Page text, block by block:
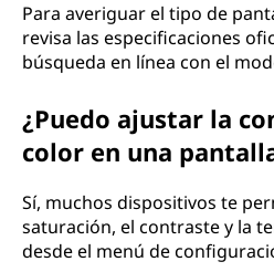
Para averiguar el tipo de
revisa las especificaciones
búsqueda en línea con el
¿Puedo ajustar la
color en una
Sí, muchos dispositivos te
saturación, el contraste y la
desde el menú de